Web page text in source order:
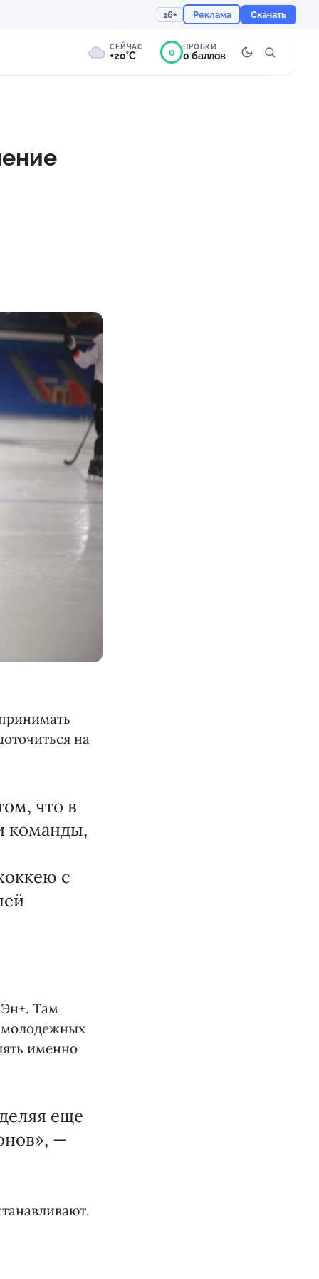
16+ Реклама Скачать
СЕЙЧАС
+20°C 0 ПРОБКИ
0 баллов
на
что в
команды,
с
Эн+. Там
молодежных
именно
еще
—